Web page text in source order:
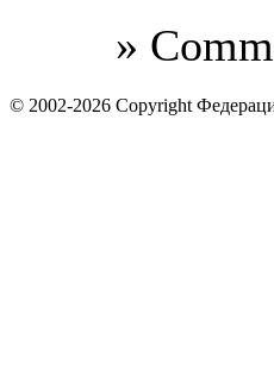
»
© 2002-2026 Copyright